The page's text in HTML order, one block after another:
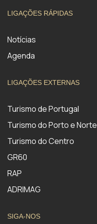
LIGAÇÕES RÁPIDAS
Notícias
Agenda
LIGAÇÕES EXTERNAS
Turismo de Portugal
Turismo do Porto e Norte
Turismo do Centro
GR60
RAP
ADRIMAG
SIGA-NOS